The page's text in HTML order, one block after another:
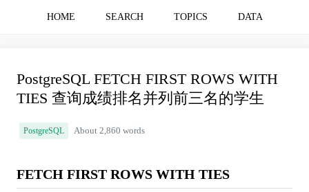
HOME SEARCH TOPICS DATA
PostgreSQL FETCH FIRST ROWS WITH
TIES 查询成绩排名并列前三名的学生
PostgreSQL About 2,860 words
FETCH FIRST ROWS WITH TIES